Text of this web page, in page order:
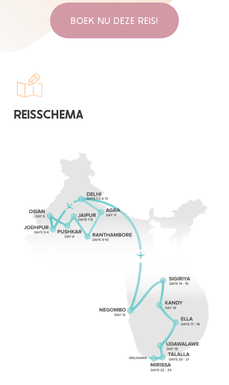
BOEK NU DEZE REIS!
REISSCHEMA